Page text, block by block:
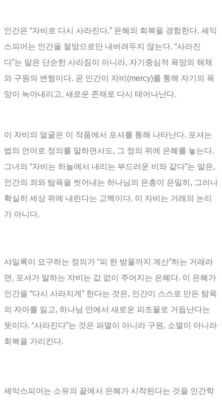
인간은 “자비로 다시 사라진다.” 은혜의 회복을 경험한다. 셰익
스피어는 인간을 절망으로만 내버려두지 않는다. “사라진
다”는 말은 단순한 사라짐이 아니라, 자기중심적 욕망의 해체
와 구원의 변형이다. 곧 인간이 자비 (mercy)를 통해 자기의 욕
망이 녹아내리고, 새로운 존재로 다시 태어나난다.
이 자비의 얼굴은 이 작품에서 포셔를 통해 나타난다. 포셔는
법의 언어로 정의를 말하면서도, 그 정의 위에 은혜를 놓는다.
그녀의 “자비는 하늘에서 내리는 부드러운 비와 같다”는 말은,
인간의 죄와 탐욕을 씻어내는 하나님의 은총이 은밀히 , 그러나
확실히 세상 위에 내린다는 고백이다. 이 자비는 거래의 논리
가 아니다.
샤일록이 요구하는 정의가 “피 한 방울까지 계산”하는 거래라
면 , 포셔가 말하는 자비는 값 없이 주어지는 은혜다. 이 은혜가
인간을 “다시 사라지게 ” 한다는 것은, 인간이 스스로 만든 탐욕
의 자아를 잃고, 하나님 안에서 새로운 피조물로 거듭난다는
뜻이다. “사라진다”는 것은 파멸이 아니라 구원 , 소멸이 아니라
회복을 가리킨다.
셰익스피어는 소유의 끝에서 은혜가 시작된다는 것을 인간학